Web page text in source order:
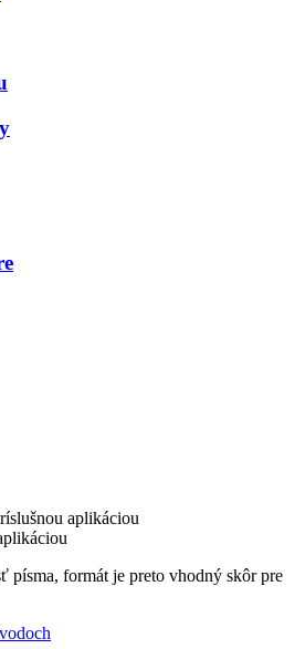
aplikáciou
formát je preto vhodný skôr pre